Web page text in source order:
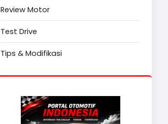
Review Motor
Test Drive
Tips & Modifikasi